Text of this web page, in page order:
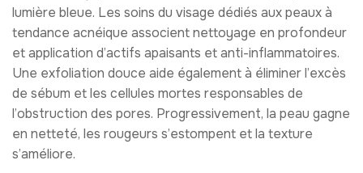
lumière bleue. Les soins du visage dédiés aux peaux à
tendance acnéique associent nettoyage en profondeur
et application d’actifs apaisants et anti-inflammatoires.
Une exfoliation douce aide également à éliminer l’excès
de sébum et les cellules mortes responsables de
l’obstruction des pores. Progressivement, la peau gagne
en netteté, les rougeurs s’estompent et la texture
s’améliore.